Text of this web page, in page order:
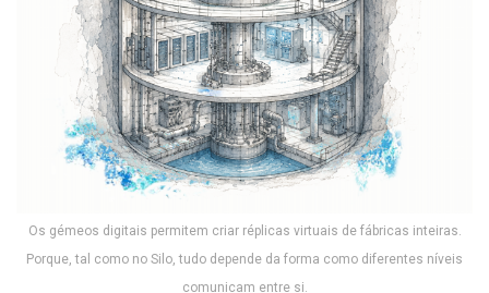
Os gémeos digitais permitem criar réplicas virtuais de fábricas inteiras.
Porque, tal como no Silo, tudo depende da forma como diferentes níveis
comunicam entre si.